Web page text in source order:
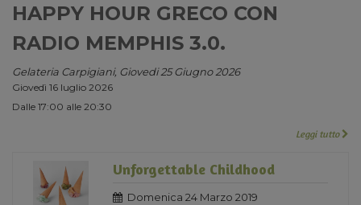
HAPPY HOUR GRECO CON
RADIO MEMPHIS 3.0.
Gelateria Carpigiani, Giovedi 25 Giugno 2026
Giovedì 16 luglio 2026
Dalle 17:00 alle 20:30
Leggi tutto
Unforgettable Childhood
Domenica 24 Marzo 2019